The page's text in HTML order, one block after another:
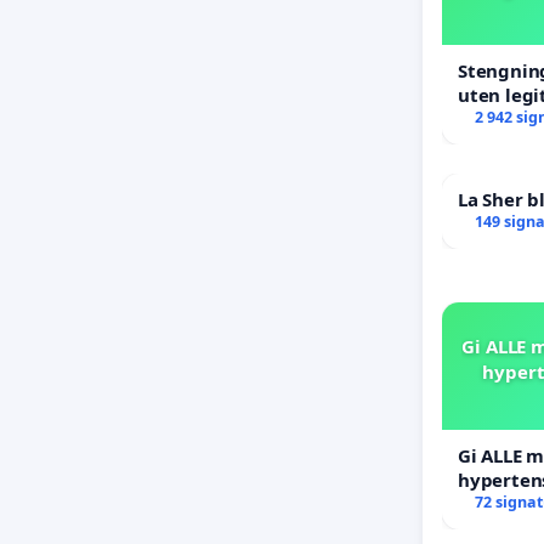
uten
2 942
La Sher
149
Gi
Gi ALLE
72